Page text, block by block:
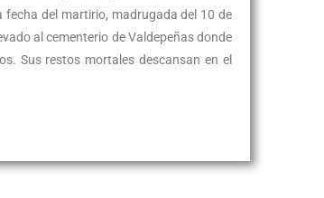
fecha del martirio, madrugada del 10 de
al cementerio de Valdepeñas donde
Sus restos mortales descansan en el